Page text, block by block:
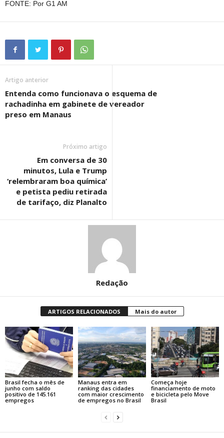
FONTE: Por G1 AM
Artigo anterior
Entenda como funcionava o esquema de
rachadinha em gabinete de vereador
preso em Manaus
Próximo artigo
Em conversa de 30
minutos, Lula e Trump
‘relembraram boa química’
e petista pediu retirada
de tarifaço, diz Planalto
Redação
ARTIGOS RELACIONADOS Mais do autor
Brasil fecha o mês de
junho com saldo
positivo de 145.161
empregos
Manaus entra em
ranking das cidades
com maior crescimento
de empregos no Brasil
Começa hoje
financiamento de moto
e bicicleta pelo Move
Brasil